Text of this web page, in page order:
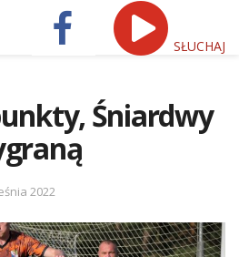
SŁUCHAJ
Śniardwy
2022